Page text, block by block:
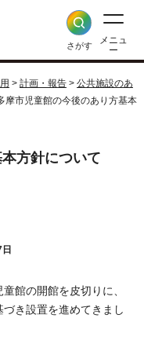
さがす
メニュ
ー
> 計画・報告 > 公共施設のあ
摩市児童館の今後のあり方基本
方針について
館の開館を皮切りに、
き設置を進めてきまし